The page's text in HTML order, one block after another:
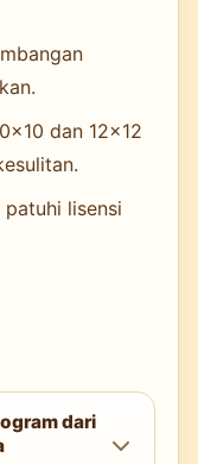
dan 12×12
lisensi
dari